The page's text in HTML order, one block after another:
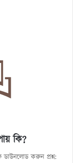
কি?
ডাউনলোড করুন প্রশ্ন: